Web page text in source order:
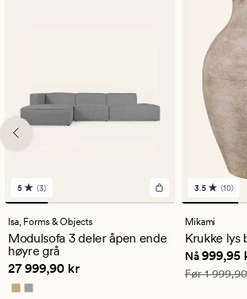
3
anmeldelser
med
en
gjennomsnittlig
vurdering
på
5
5 (3)
Isa, Forms & Objects
Modulsofa 3 deler åpen ende
høyre grå
Pris 27 999,90 kr
27 999,90 kr
10
med
en
på
3.5
3.5 (10)
Mikami
Krukke lys
Nå999,95
Vanlig pris 1
Før1